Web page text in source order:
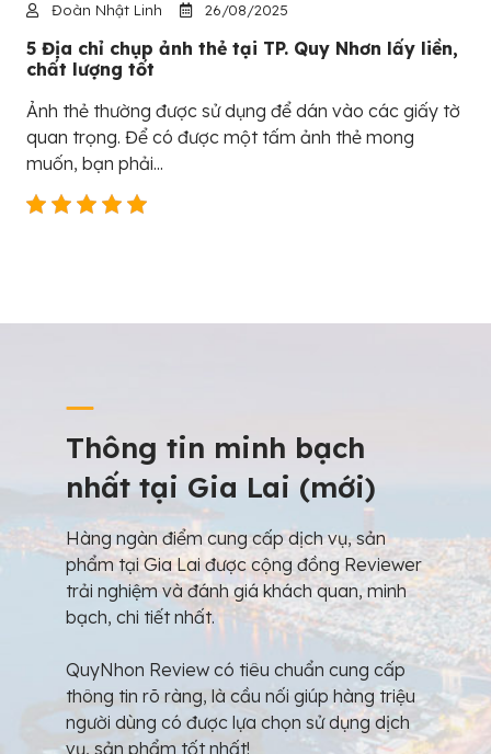
Đoàn Nhật Linh 26/08/2025
5 Địa chỉ chụp ảnh thẻ tại TP. Quy Nhơn lấy liền,
chất lượng tốt
Ảnh thẻ thường được sử dụng để dán vào các giấy tờ
quan trọng. Để có được một tấm ảnh thẻ mong
muốn, bạn phải...
Thông tin minh bạch
nhất tại Gia Lai (mới)
Hàng ngàn điểm cung cấp dịch vụ, sản
phẩm tại Gia Lai được cộng đồng Reviewer
trải nghiệm và đánh giá khách quan, minh
bạch, chi tiết nhất.
QuyNhon Review có tiêu chuẩn cung cấp
thông tin rõ ràng, là cầu nối giúp hàng triệu
người dùng có được lựa chọn sử dụng dịch
vụ, sản phẩm tốt nhất!